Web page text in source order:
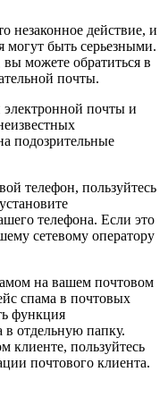
незаконное действие, и
могут быть серьезными.
можете обратиться в
почты.
почты и
подозрительные
телефон, пользуйтесь
телефона. Если это
сетевому оператору
на вашем почтовом
спама в почтовых
функция
в отдельную папку.
клиенте, пользуйтесь
почтового клиента.